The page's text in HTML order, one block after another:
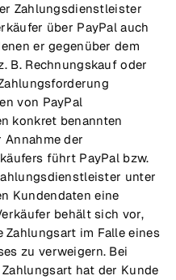
Zahlungsdienstleister
über PayPal auch
er gegenüber dem
B. Rechnungskauf oder
von PayPal
konkret benannten
der
führt PayPal bzw.
unter
Kundendaten eine
behält sich vor,
Zahlungsart im Falle eines
zu verweigern. Bei
hat der Kunde